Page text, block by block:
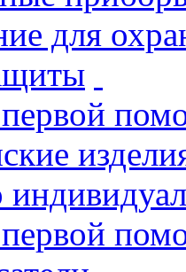
для